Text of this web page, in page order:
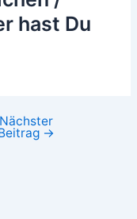
hast Du
Nächster
→